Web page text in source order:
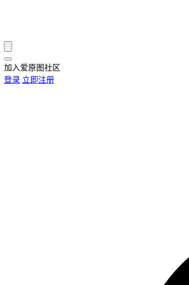
加入爱原图社区
登录 立即注册